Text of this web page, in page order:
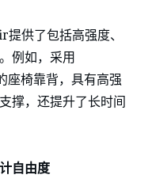
供了包括高强度、
例如，采用
座椅靠背，具有高强
撑，还提升了长时间
自由度